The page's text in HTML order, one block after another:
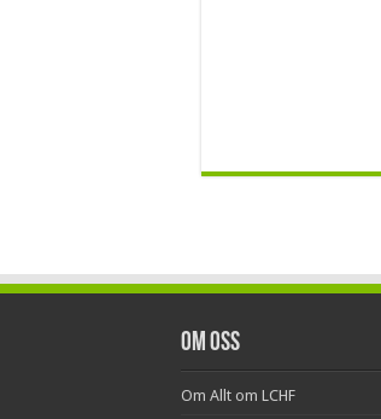
Om oss
Om Allt om LCHF